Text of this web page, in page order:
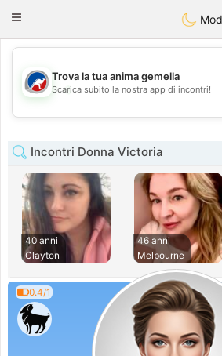
Australia
Toggle
💖
💕
Trova la tua anima gemella
Scarica subito la nostra app di incontri!
Incontri Donna Victoria
40 anni
Clayton
46 anni
Melbourne
0.4/1